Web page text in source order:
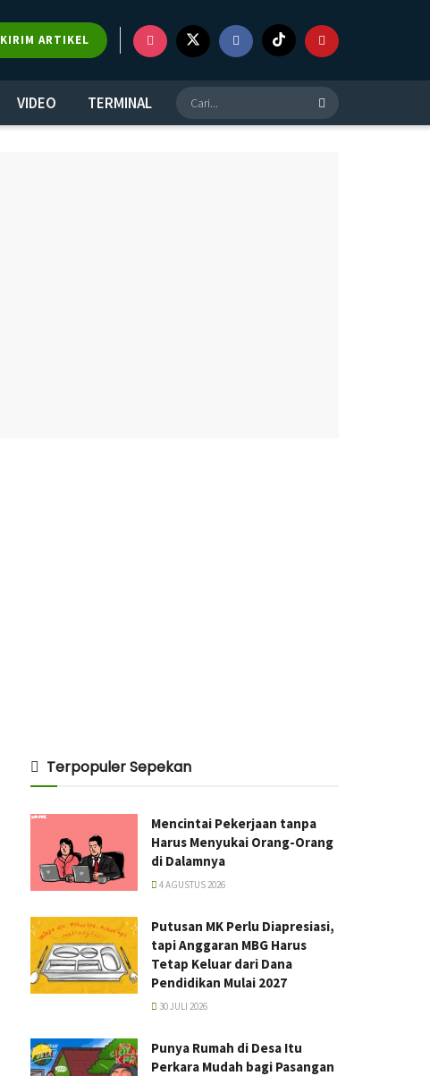
KIRIM ARTIKEL
VIDEO TERMINAL
Terpopuler Sepekan
Mencintai Pekerjaan tanpa
Harus Menyukai Orang-Orang
di Dalamnya
4 AGUSTUS 2026
Putusan MK Perlu Diapresiasi,
tapi Anggaran MBG Harus
Tetap Keluar dari Dana
Pendidikan Mulai 2027
30 JULI 2026
Punya Rumah di Desa Itu
Perkara Mudah bagi Pasangan